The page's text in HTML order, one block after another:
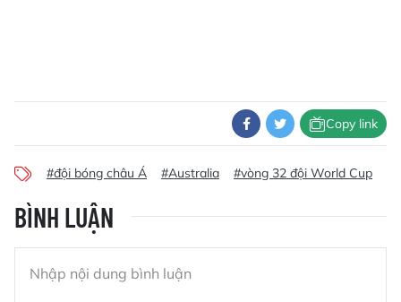
Copy link
#đội bóng châu Á #Australia #vòng 32 đội World Cup
BÌNH LUẬN